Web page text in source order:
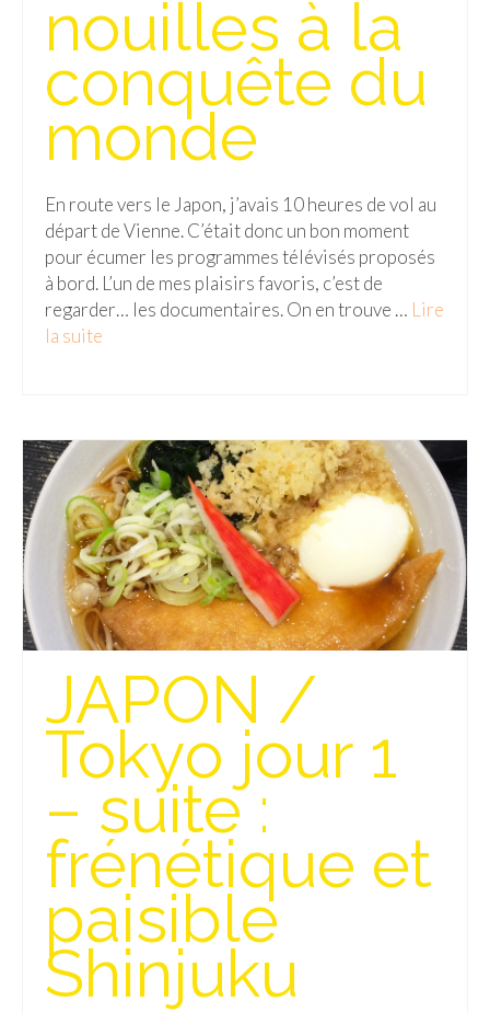
– Sucre
CHILI
CHINE
– Guilin
– Xi’an
CORÉE DU SUD
– Copenhague
FRANCE
– Nice
– Paris
– La Réunion
JAPON
– Osaka
PÉROU
PORTUGAL
USA
– Los Angeles
VIETNAM
nouilles à la
conquête du
monde
En route vers le Japon, j’avais 10 heures de vol au
départ de Vienne. C’était donc un bon moment
pour écumer les programmes télévisés proposés
à bord. L’un de mes plaisirs favoris, c’est de
regarder… les documentaires. On en trouve … Lire
la suite­­
JAPON /
Tokyo jour 1
– suite :
frénétique et
paisible
Shinjuku